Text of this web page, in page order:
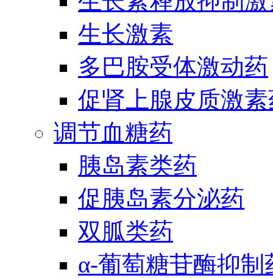
生长激素
多巴胺受体激动药
促肾上腺皮质激
调节血糖药
胰岛素类药
促胰岛素分泌药
双胍类药
α-葡萄糖苷酶抑制